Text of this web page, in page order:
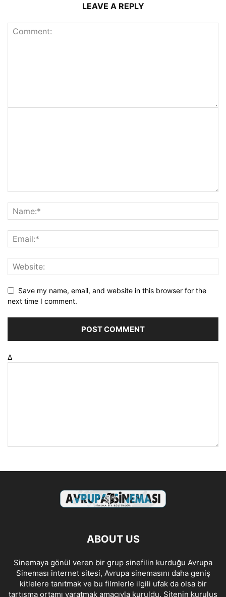
LEAVE A REPLY
Save my name, email, and website in this browser for the
next time I comment.
Δ
ABOUT US
Sinemaya gönül veren bir grup sinefilin kurduğu Avrupa
Sineması internet sitesi, Avrupa sinemasını daha geniş
kitlelere tanıtmak ve bu filmlerle ilgili ufak da olsa bir
tartışma ortamı yaratmak amacıyla kuruldu. Sitenin kuruluş